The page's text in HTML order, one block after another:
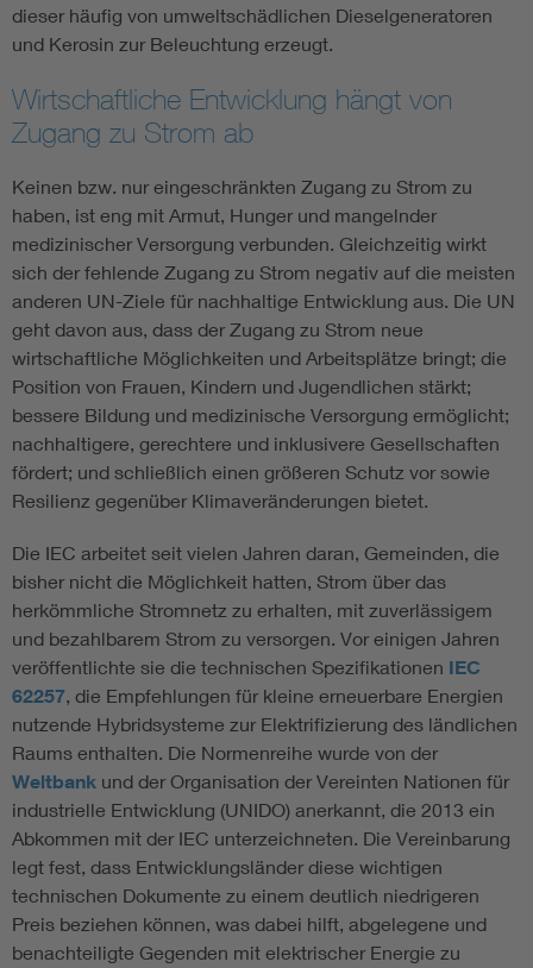
dieser häufig von umweltschädlichen Dieselgeneratoren
und Kerosin zur Beleuchtung erzeugt.
Wirtschaftliche Entwicklung hängt von
Zugang zu Strom ab
Keinen bzw. nur eingeschränkten Zugang zu Strom zu
haben, ist eng mit Armut, Hunger und mangelnder
medizinischer Versorgung verbunden. Gleichzeitig wirkt
sich der fehlende Zugang zu Strom negativ auf die meisten
anderen UN-Ziele für nachhaltige Entwicklung aus. Die UN
geht davon aus, dass der Zugang zu Strom neue
wirtschaftliche Möglichkeiten und Arbeitsplätze bringt; die
Position von Frauen, Kindern und Jugendlichen stärkt;
bessere Bildung und medizinische Versorgung ermöglicht;
nachhaltigere, gerechtere und inklusivere Gesellschaften
fördert; und schließlich einen größeren Schutz vor sowie
Resilienz gegenüber Klimaveränderungen bietet.
Die IEC arbeitet seit vielen Jahren daran, Gemeinden, die
bisher nicht die Möglichkeit hatten, Strom über das
herkömmliche Stromnetz zu erhalten, mit zuverlässigem
und bezahlbarem Strom zu versorgen. Vor einigen Jahren
veröffentlichte sie die technischen Spezifikationen IEC
62257, die Empfehlungen für kleine erneuerbare Energien
nutzende Hybridsysteme zur Elektrifizierung des ländlichen
Raums enthalten. Die Normenreihe wurde von der
Weltbank und der Organisation der Vereinten Nationen für
industrielle Entwicklung (UNIDO) anerkannt, die 2013 ein
Abkommen mit der IEC unterzeichneten. Die Vereinbarung
legt fest, dass Entwicklungsländer diese wichtigen
technischen Dokumente zu einem deutlich niedrigeren
Preis beziehen können, was dabei hilft, abgelegene und
benachteiligte Gegenden mit elektrischer Energie zu